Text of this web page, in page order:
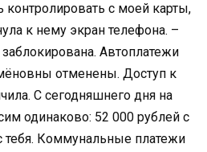
с моей карты,
к нему экран телефона. –
Автоплатежи
отменены. Доступ к
С сегодняшнего дня на
одинаково: 52 000 рублей с
тебя. Коммунальные платежи